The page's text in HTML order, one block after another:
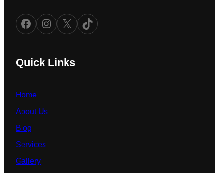
Facebook Instagram X TikTok
Quick Links
Home
About Us
Blog
Services
Gallery